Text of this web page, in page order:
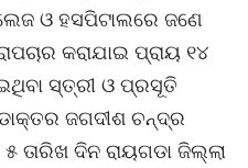
ଓ ହସପିଟାଲରେ ଜଣେ
କରାଯାଇ ପ୍ରାୟ ୧୪
ସ୍ତ୍ରୀ ଓ ପ୍ରସୂତି
ଜଗଦୀଶ ଚନ୍ଦ୍ର
ତାରିଖ ଦିନ ରାୟଗଡା ଜିଲ୍ଲା